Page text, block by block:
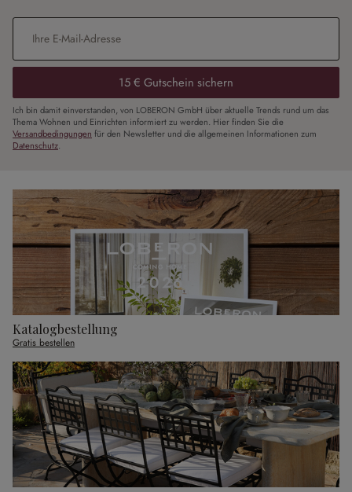
E-Mail-Adresse
15 € Gutschein sichern
Ich bin damit einverstanden, von LOBERON GmbH über aktuelle Trends rund um das
Thema Wohnen und Einrichten informiert zu werden. Hier finden Sie die
Versandbedingungen für den Newsletter und die allgemeinen Informationen zum
Datenschutz.
Katalogbestellung
Gratis bestellen